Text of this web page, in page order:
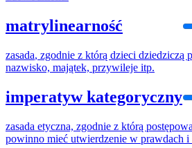
matrylinearność
zasada, zgodnie z którą dzieci dziedziczą
nazwisko, majątek, przywileje itp.
imperatyw kategoryczny
zasada etyczna, zgodnie z którą
powinno mieć utwierdzenie w prawdach i